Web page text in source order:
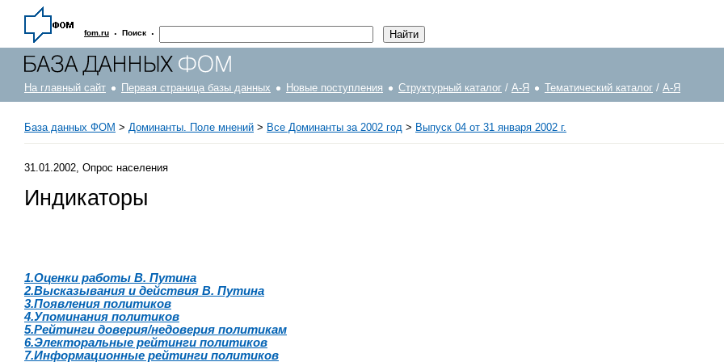
fom.ru · Поиск ·
На главный сайт Первая страница базы данных Новые поступления Структурный каталог / А-Я Тематический каталог / А-Я
База данных ФОМ > Доминанты. Поле мнений > Все Доминанты за 2002 год > Выпуск 04 от 31 января 2002 г.
31.01.2002, Опрос населения
Индикаторы
1.Оценки работы В. Путина
2.Высказывания и действия В. Путина
3.Появления политиков
4.Упоминания политиков
5.Рейтинги доверия/недоверия политикам
6.Электоральные рейтинги политиков
7.Информационные рейтинги политиков